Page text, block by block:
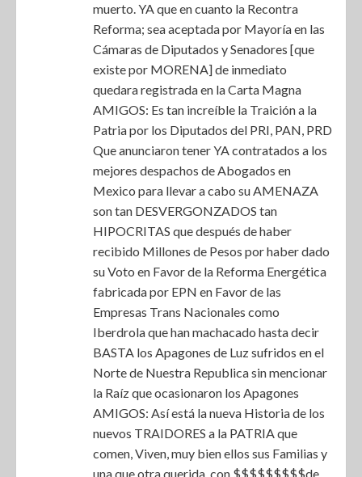
muerto. YA que en cuanto la Recontra
Reforma; sea aceptada por Mayoría en las
Cámaras de Diputados y Senadores [que
existe por MORENA] de inmediato
quedara registrada en la Carta Magna
AMIGOS: Es tan increíble la Traición a la
Patria por los Diputados del PRI, PAN, PRD
Que anunciaron tener YA contratados a los
mejores despachos de Abogados en
Mexico para llevar a cabo su AMENAZA
son tan DESVERGONZADOS tan
HIPOCRITAS que después de haber
recibido Millones de Pesos por haber dado
su Voto en Favor de la Reforma Energética
fabricada por EPN en Favor de las
Empresas Trans Nacionales como
Iberdrola que han machacado hasta decir
BASTA los Apagones de Luz sufridos en el
Norte de Nuestra Republica sin mencionar
la Raíz que ocasionaron los Apagones
AMIGOS: Así está la nueva Historia de los
nuevos TRAIDORES a la PATRIA que
comen, Viven, muy bien ellos sus Familias y
una que otra querida, con $$$$$$$$$de